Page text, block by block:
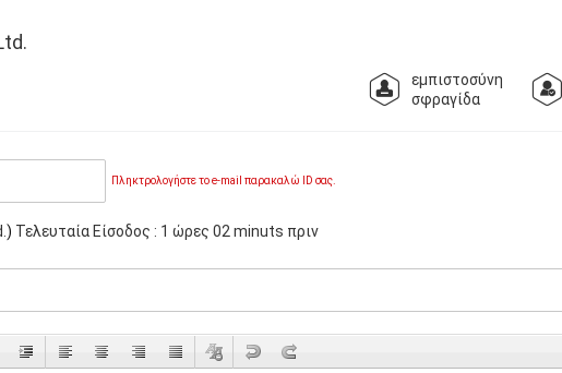
εμπιστοσύνη
σφραγίδα
Πληκτρολογήστε το e-mail παρακαλώ ID σας.
) Τελευταία Είσοδος : 1 ώρες 02 minuts πριν